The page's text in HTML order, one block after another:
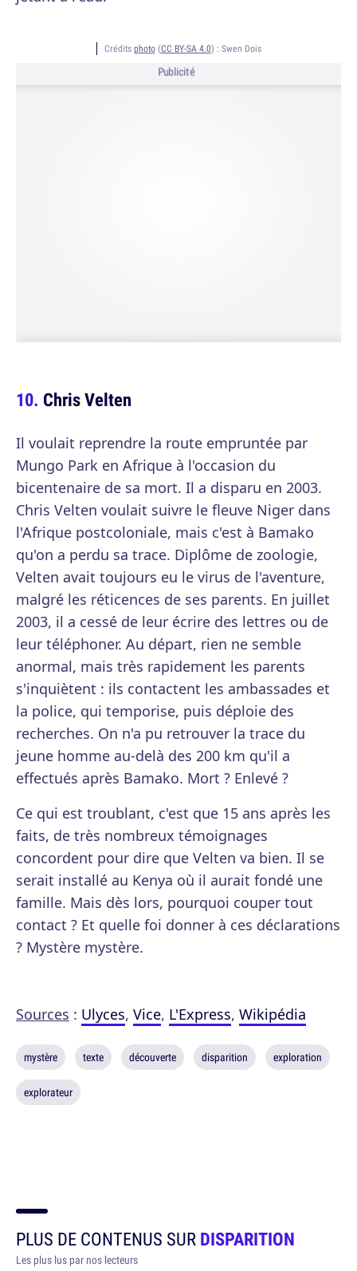
Crédits photo(CC BY-SA 4.0) : Swen Dois
Publicité
Chris Velten
Il voulait reprendre la route empruntée par
Mungo Park en Afrique à l'occasion du
bicentenaire de sa mort. Il a disparu en 2003.
Chris Velten voulait suivre le fleuve Niger dans
l'Afrique postcoloniale, mais c'est à Bamako
qu'on a perdu sa trace. Diplôme de zoologie,
Velten avait toujours eu le virus de l'aventure,
malgré les réticences de ses parents. En juillet
2003, il a cessé de leur écrire des lettres ou de
leur téléphoner. Au départ, rien ne semble
anormal, mais très rapidement les parents
s'inquiètent : ils contactent les ambassades et
la police, qui temporise, puis déploie des
recherches. On n'a pu retrouver la trace du
jeune homme au-delà des 200 km qu'il a
effectués après Bamako. Mort ? Enlevé ?
Ce qui est troublant, c'est que 15 ans après les
faits, de très nombreux témoignages
concordent pour dire que Velten va bien. Il se
serait installé au Kenya où il aurait fondé une
famille. Mais dès lors, pourquoi couper tout
contact ? Et quelle foi donner à ces déclarations
? Mystère mystère.
Sources : Ulyces, Vice, L'Express, Wikipédia
mystère texte découverte disparition exploration
explorateur
PLUS DE CONTENUS SURDISPARITION
Les plus lus par nos lecteurs